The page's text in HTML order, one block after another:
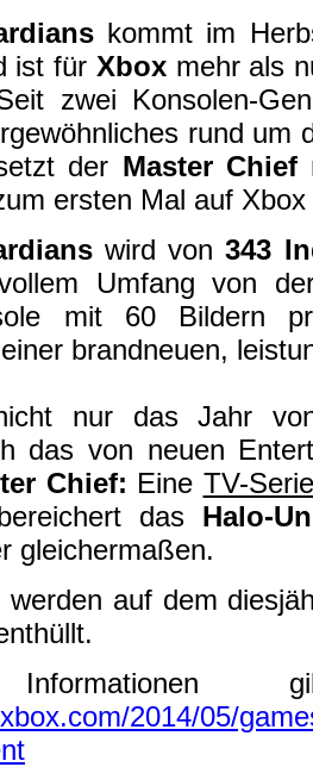
kommt im
ist für Xbox mehr als
zwei Konsolen-
rund um
der Master Chief
ersten Mal auf
wird von343
Umfang von
mit 60 Bildern
brandneuen,
nur das Jahr
das von neuen
Chief: Eine TV-Serie
das Halo-
gleichermaßen.
werden auf dem
2014/05/